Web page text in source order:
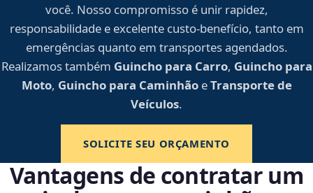
você. Nosso compromisso é unir rapidez,
responsabilidade e excelente custo-benefício, tanto em
emergências quanto em transportes agendados.
Realizamos também Guincho para Carro, Guincho para
Moto, Guincho para CaminhãoeTransporte de
Veículos.
SOLICITE SEU ORÇAMENTO
Vantagens de contratar um